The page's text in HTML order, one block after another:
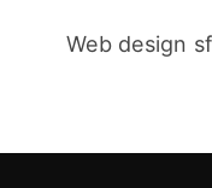
Web design